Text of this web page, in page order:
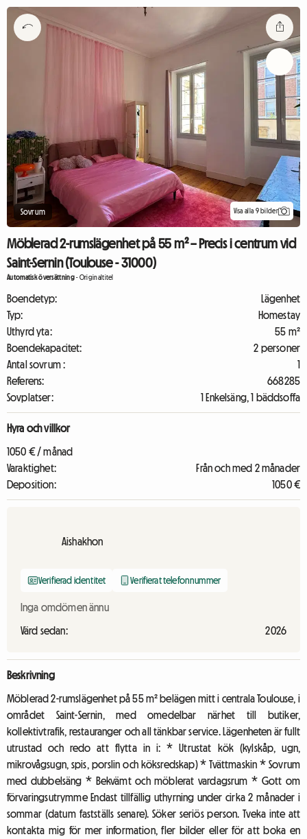
Sovrum Visa alla 9 bilder
Möblerad 2-rumslägenhet på 55 m² – Precis i centrum vid
Saint-Sernin (Toulouse - 31000)
Automatisk översättning-Originaltitel
Boendetyp:
Lägenhet
Typ:
Homestay
Uthyrd yta:
55 m²
Boendekapacitet:
2 personer
Antal sovrum :
1
Referens:
668285
Sovplatser:
1 Enkelsäng, 1 bäddsoffa
Hyra och villkor
1050 € / månad
Varaktighet:
Från och med 2 månader
Deposition:
1050 €
Aishakhon
Verifierad identitet Verifierat telefonnummer
Inga omdömen ännu
Värd sedan: 2026
Beskrivning
Möblerad 2-rumslägenhet på 55 m² belägen mitt i centrala Toulouse, i
området Saint-Sernin, med omedelbar närhet till butiker,
kollektivtrafik, restauranger och all tänkbar service. Lägenheten är fullt
utrustad och redo att flytta in i: * Utrustat kök (kylskåp, ugn,
mikrovågsugn, spis, porslin och köksredskap) * Tvättmaskin * Sovrum
med dubbelsäng * Bekvämt och möblerat vardagsrum * Gott om
förvaringsutrymme Endast tillfällig uthyrning under cirka 2 månader i
sommar (datum fastställs senare). Söker seriös person. Tveka inte att
kontakta mig för mer information, fler bilder eller för att boka en